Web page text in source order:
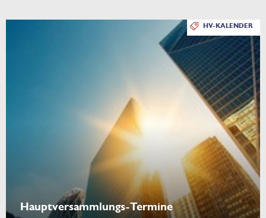
HV-KALENDER
Hauptversammlungs-Termine